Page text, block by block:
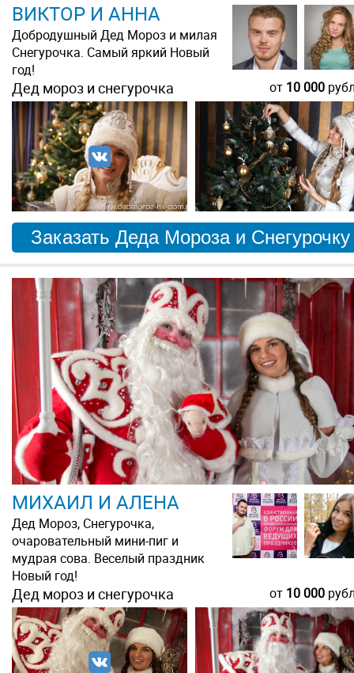
ВИКТОР И АННА
Добродушный Дед Мороз и милая
Снегурочка. Самый яркий Новый
год!
Дед мороз и снегурочка от 10 000
Заказать Деда Мороза и Снегурочку
МИХАИЛ И АЛЕНА
Дед Мороз, Снегурочка,
очаровательный мини-пиг и
мудрая сова. Веселый праздник
Новый год!
Дед мороз и снегурочка от 10 000